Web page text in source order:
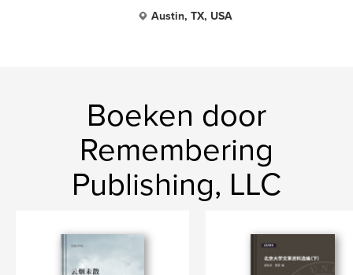
Austin, TX, USA
Boeken door
Remembering
Publishing, LLC